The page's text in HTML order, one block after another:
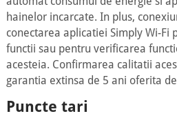
hainelor incarcate. In plus,
conectarea aplicatiei Simply Wi-Fi
functii sau pentru verificarea
acesteia. Confirmarea calitatii
garantia extinsa de 5 ani oferita
Puncte tari